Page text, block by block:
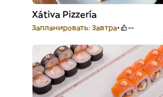
Xátiva Pizzería
Запланировать: Завтра --